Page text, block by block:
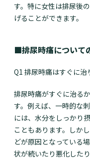
す。特に女性は排尿後
げることができます。
■排尿時痛について
Q1 排尿時痛はすぐに治
排尿時痛がすぐに治る
す。例えば、一時的な
には、水分をしっかり
こともあります。しか
どが原因となっている
状が続いたり悪化した